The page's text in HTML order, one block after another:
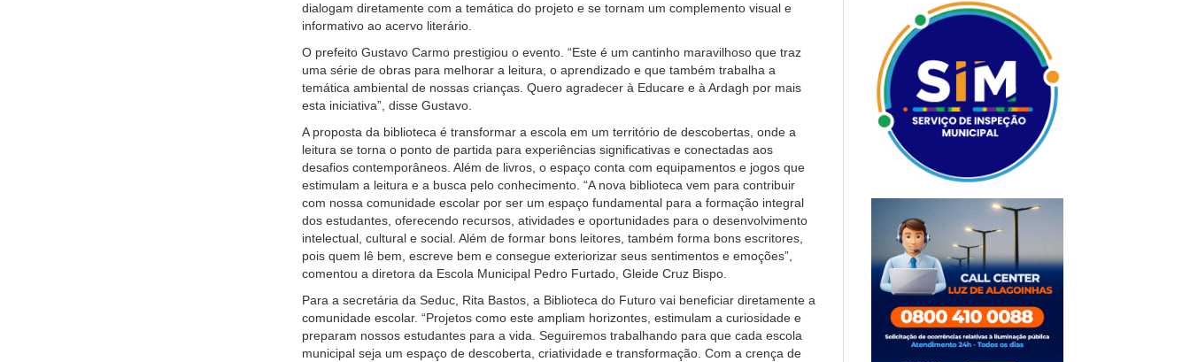
dialogam diretamente com a temática do projeto e se tornam um complemento visual e
informativo ao acervo literário.
O prefeito Gustavo Carmo prestigiou o evento. “Este é um cantinho maravilhoso que traz
uma série de obras para melhorar a leitura, o aprendizado e que também trabalha a
temática ambiental de nossas crianças. Quero agradecer à Educare e à Ardagh por mais
esta iniciativa”, disse Gustavo.
A proposta da biblioteca é transformar a escola em um território de descobertas, onde a
leitura se torna o ponto de partida para experiências significativas e conectadas aos
desafios contemporâneos. Além de livros, o espaço conta com equipamentos e jogos que
estimulam a leitura e a busca pelo conhecimento. “A nova biblioteca vem para contribuir
com nossa comunidade escolar por ser um espaço fundamental para a formação integral
dos estudantes, oferecendo recursos, atividades e oportunidades para o desenvolvimento
intelectual, cultural e social. Além de formar bons leitores, também forma bons escritores,
pois quem lê bem, escreve bem e consegue exteriorizar seus sentimentos e emoções”,
comentou a diretora da Escola Municipal Pedro Furtado, Gleide Cruz Bispo.
Para a secretária da Seduc, Rita Bastos, a Biblioteca do Futuro vai beneficiar diretamente a
comunidade escolar. “Projetos como este ampliam horizontes, estimulam a curiosidade e
preparam nossos estudantes para a vida. Seguiremos trabalhando para que cada escola
municipal seja um espaço de descoberta, criatividade e transformação. Com a crença de